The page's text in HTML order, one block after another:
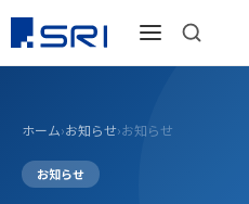
ホーム›お知らせ›お知らせ
お知らせ